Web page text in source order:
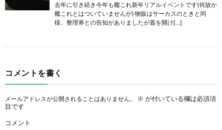
去年に引き続き今年も艦これ新年リアルイベントです(何故か
艦これとはついていませんが) 物販はサーカスのときと同
様、整理券との告知がありましたが蓋を開け[…]
コメントを書く
メールアドレスが公開されることはありません。 ※ が付いている欄は必須項
目です
コメント